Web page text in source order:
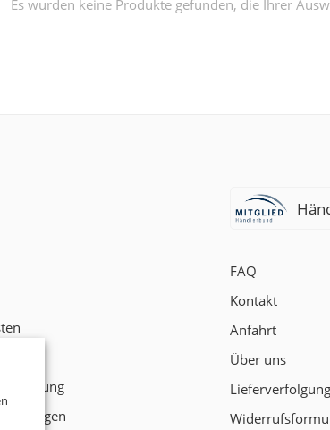
Es wurden keine Produkte gefunden, die Ihrer
FAQ
Kontakt
Anfahrt
Über uns
Lieferverfolgung